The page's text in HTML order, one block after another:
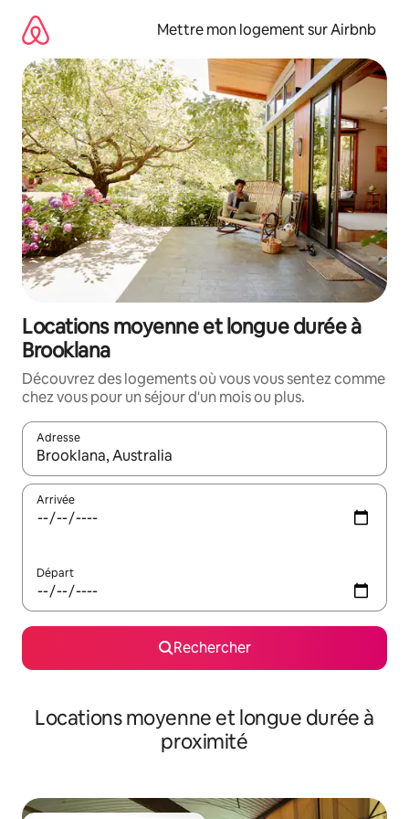
directement
contenu
Mettre mon logement sur Airbnb
Locations moyenne et longue durée à
Brooklana
Découvrez des logements où vous vous sentez comme
chez vous pour un séjour d'un mois ou plus.
Adresse
Lorsque les résultats s'affichent, utilisez les flèches vers le
Arrivée
Départ
Rechercher
Locations moyenne et longue durée à
proximité